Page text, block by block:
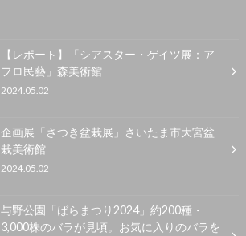
【レポート】「シアスター・ゲイツ展：ア
フロ民藝」森美術館
2024.05.02
企画展「さつき盆栽展」さいたま市大宮盆
栽美術館
2024.05.02
与野公園「ばらまつり2024」約200種・
3,000株のバラが見頃。お気に入りのバラを